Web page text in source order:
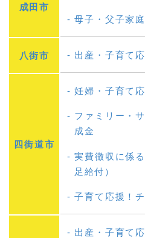
成田市
母子・父子家
八街市 出産・子育て
四街道市
妊婦・子育て
ファミリー・
成金
実費徴収に係
足給付）
子育て応援！
出産・子育て